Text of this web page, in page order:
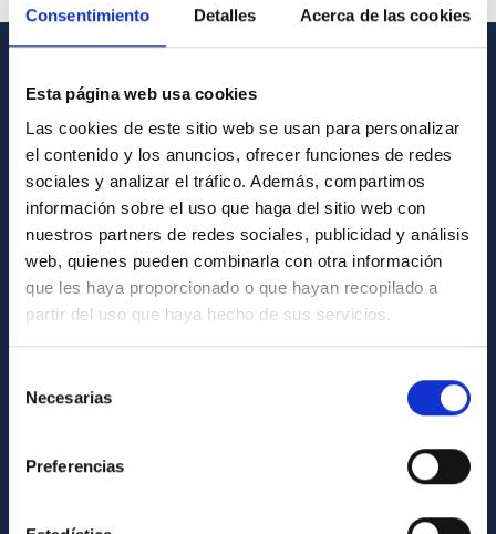
Consentimiento Detalles Acerca de las cookies
Esta página web usa cookies
Las cookies de este sitio web se usan para personalizar
el contenido y los anuncios, ofrecer funciones de redes
sociales y analizar el tráfico. Además, compartimos
información sobre el uso que haga del sitio web con
nuestros partners de redes sociales, publicidad y análisis
web, quienes pueden combinarla con otra información
que les haya proporcionado o que hayan recopilado a
partir del uso que haya hecho de sus servicios.
Necesarias
Preferencias
GENERAL INFORMATION
Contact
How to get to the IAC
List of personnel
Library
General register
Legislation
Code of ethics and anti-fraud policy